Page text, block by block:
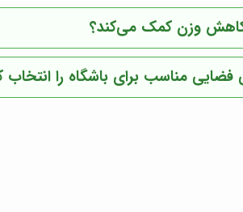
کاهش وزن کمک می‌کند؟
مناسب برای باشگاه را انتخاب